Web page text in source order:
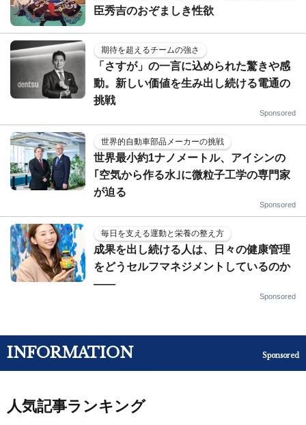
臣秀吉のおぞましき性欲
期待を超えるチームの強さ
「さすが」の一言に込められた驚きや感
動。新しい価値を生み出し続ける電通の
挑戦
Sponsored
世界的自動車部品メーカーの挑戦
世界最小約1ナノメートル、アイシンの
｢空気から作る水｣に微粒子工学の専門家
が迫る
Sponsored
毎日を支える運動と栄養の整え方
成果を出し続ける人は、日々の健康管理
をどうセルフマネジメントしているのか
——
Sponsored
INFORMATION Sponsored
人気記事ランキング